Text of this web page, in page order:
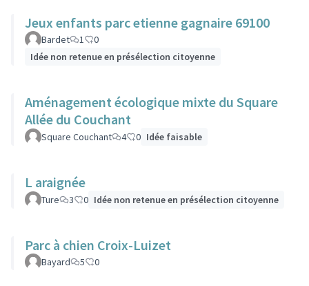
Jeux enfants parc etienne gagnaire 69100
Bardet 1
0
Idée non retenue en présélection citoyenne
Aménagement écologique mixte du Square
Allée du Couchant
Square Couchant 4 0 Idée faisable
L araignée
Ture 3 0 Idée non retenue en présélection citoyenne
Parc à chien Croix-Luizet
Bayard 5 0